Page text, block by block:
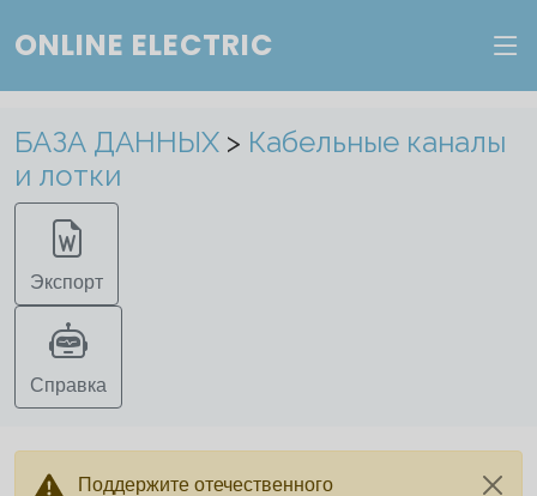
ONLINE ELECTRIC
БАЗА ДАННЫХ > Кабельные каналы
и лотки
Экспорт
Справка
Поддержите отечественного
Веб-сервис "Онлайн Электрик"
получить доступ ко всем сервисам "Онлайн